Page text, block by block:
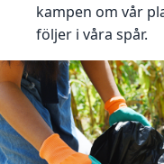
kampen om vår
följer i våra spår.